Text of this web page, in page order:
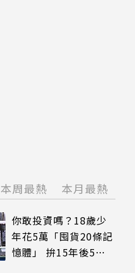
本周最熱 本月最熱
你敢投資嗎？18歲少
年花5萬「囤貨20條記
憶體」 拚15年後5倍